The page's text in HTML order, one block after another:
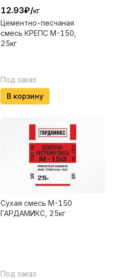
12.93₽/кг
Цементно-песчаная
смесь КРЕПС М-150,
25кг
Под заказ
В корзину
Сухая смесь М-150
ГАРДАМИКС, 25кг
Под заказ